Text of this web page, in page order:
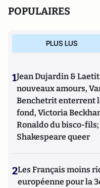
POPULAIRES
PLUS LUS
1Jean Dujardin &
nouveaux amours,
Benchetrit enterrent
fond, Victoria
Ronaldo du bisco-
Shakespeare queer
2Les Français moins
européenne pour la